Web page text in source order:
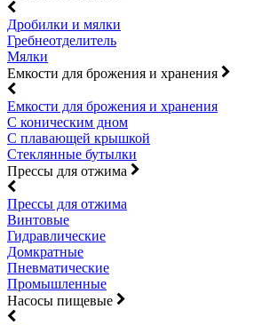
Дробилки и мялки
Гребнеотделитель
Мялки
Емкости для брожения и хранения
Емкости для брожения и хранения
С коническим дном
С плавающей крышкой
Стеклянные бутылки
Прессы для отжима
Прессы для отжима
Винтовые
Гидравлические
Домкратные
Пневматические
Промышленные
Насосы пищевые